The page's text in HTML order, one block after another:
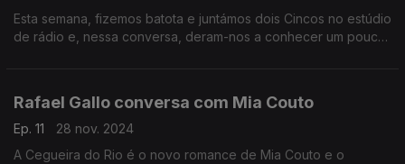
Esta semana, fizemos batota e juntámos dois Cincos no estúdio
de rádio e, nessa conversa, deram-nos a conhecer um pouco
Rafael Gallo conversa com Mia Couto
Ep. 11
28 nov. 2024
A Cegueira do Rio é o novo romance de Mia Couto e o